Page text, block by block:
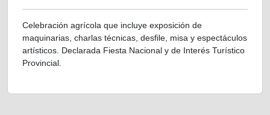
Celebración agrícola que incluye exposición de
maquinarias, charlas técnicas, desfile, misa y espectáculos
artísticos. Declarada Fiesta Nacional y de Interés Turístico
Provincial.